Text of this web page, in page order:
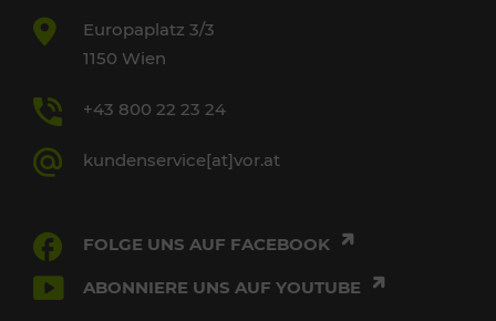
Europaplatz 3/3
1150 Wien
+43 800 22 23 24
kundenservice[at]vor.at
FOLGE UNS AUF FACEBOOK
ABONNIERE UNS AUF YOUTUBE